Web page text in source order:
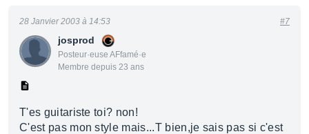
josprod
Posteur·euse AFfamé·e
Membre depuis 23 ans
28 Janvier 2003 à 14:53 #7
T'es guitariste toi? non!
C'est pas mon style mais...T bien,je sais pas si c'est